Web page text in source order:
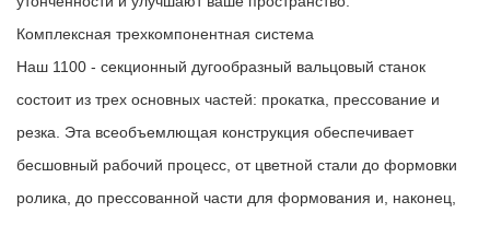
Комплексная трехкомпонентная система
Наш 1100 - секционный дугообразный вальцовый станок
состоит из трех основных частей: прокатка, прессование и
резка. Эта всеобъемлющая конструкция обеспечивает
бесшовный рабочий процесс, от цветной стали до формовки
ролика, до прессованной части для формования и, наконец,